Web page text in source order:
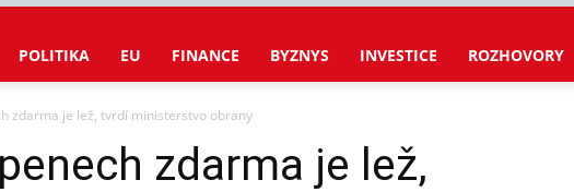
POLITIKA EU FINANCE BYZNYS INVESTICE ROZHOVORY
zdarma je lež, tvrdí ministerstvo obrany
zdarma je lež,